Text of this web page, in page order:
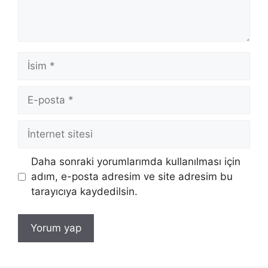
İsim
posta
İnternet
sitesi
Daha sonraki yorumlarımda kullanılması için
adım, e-posta adresim ve site adresim bu
tarayıcıya kaydedilsin.